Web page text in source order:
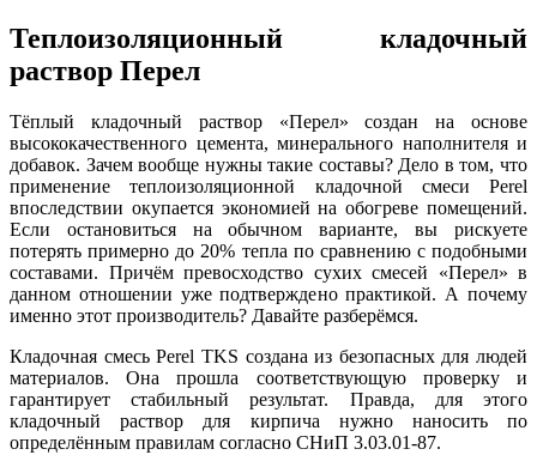
Теплоизоляционный кладочный
раствор Перел
Тёплый кладочный раствор «Перел» создан на основе
высококачественного цемента, минерального наполнителя и
добавок. Зачем вообще нужны такие составы? Дело в том, что
применение теплоизоляционной кладочной смеси Perel
впоследствии окупается экономией на обогреве помещений.
Если остановиться на обычном варианте, вы рискуете
потерять примерно до 20% тепла по сравнению с подобными
составами. Причём превосходство сухих смесей «Перел» в
данном отношении уже подтверждено практикой. А почему
именно этот производитель? Давайте разберёмся.
Кладочная смесь Perel TKS создана из безопасных для людей
материалов. Она прошла соответствующую проверку и
гарантирует стабильный результат. Правда, для этого
кладочный раствор для кирпича нужно наносить по
определённым правилам согласно СНиП 3.03.01-87.